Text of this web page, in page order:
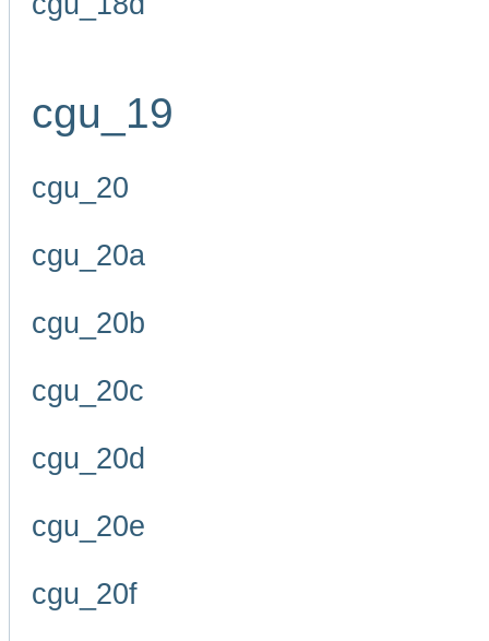
cgu_19
cgu_20
cgu_20a
cgu_20b
cgu_20c
cgu_20d
cgu_20e
cgu_20f